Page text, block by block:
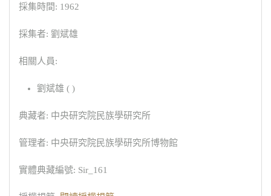
採集時間: 1962
採集者: 劉斌雄
相關人員:
劉斌雄 ( )
典藏者: 中央研究院民族學研究所
管理者: 中央研究院民族學研究所博物館
實體典藏編號: Sir_161